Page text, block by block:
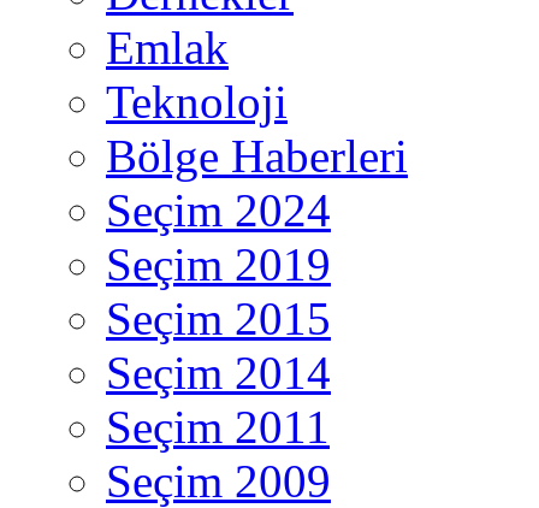
Emlak
Teknoloji
Bölge Haberleri
Seçim 2024
Seçim 2019
Seçim 2015
Seçim 2014
Seçim 2011
Seçim 2009